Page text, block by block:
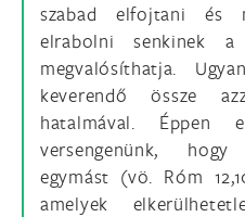
szabad elfojtani és
elrabolni senkinek
megvalósíthatja.
keverendő össze
hatalmával. Éppen
versengenünk,
egymást (vö. Róm
amelyek